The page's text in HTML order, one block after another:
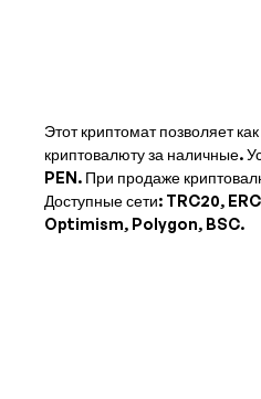
Этот криптомат позволяет
криптовалюту за наличные.
PEN. При продаже
Доступные сети: TRC20,
Optimism, Polygon, BSC.